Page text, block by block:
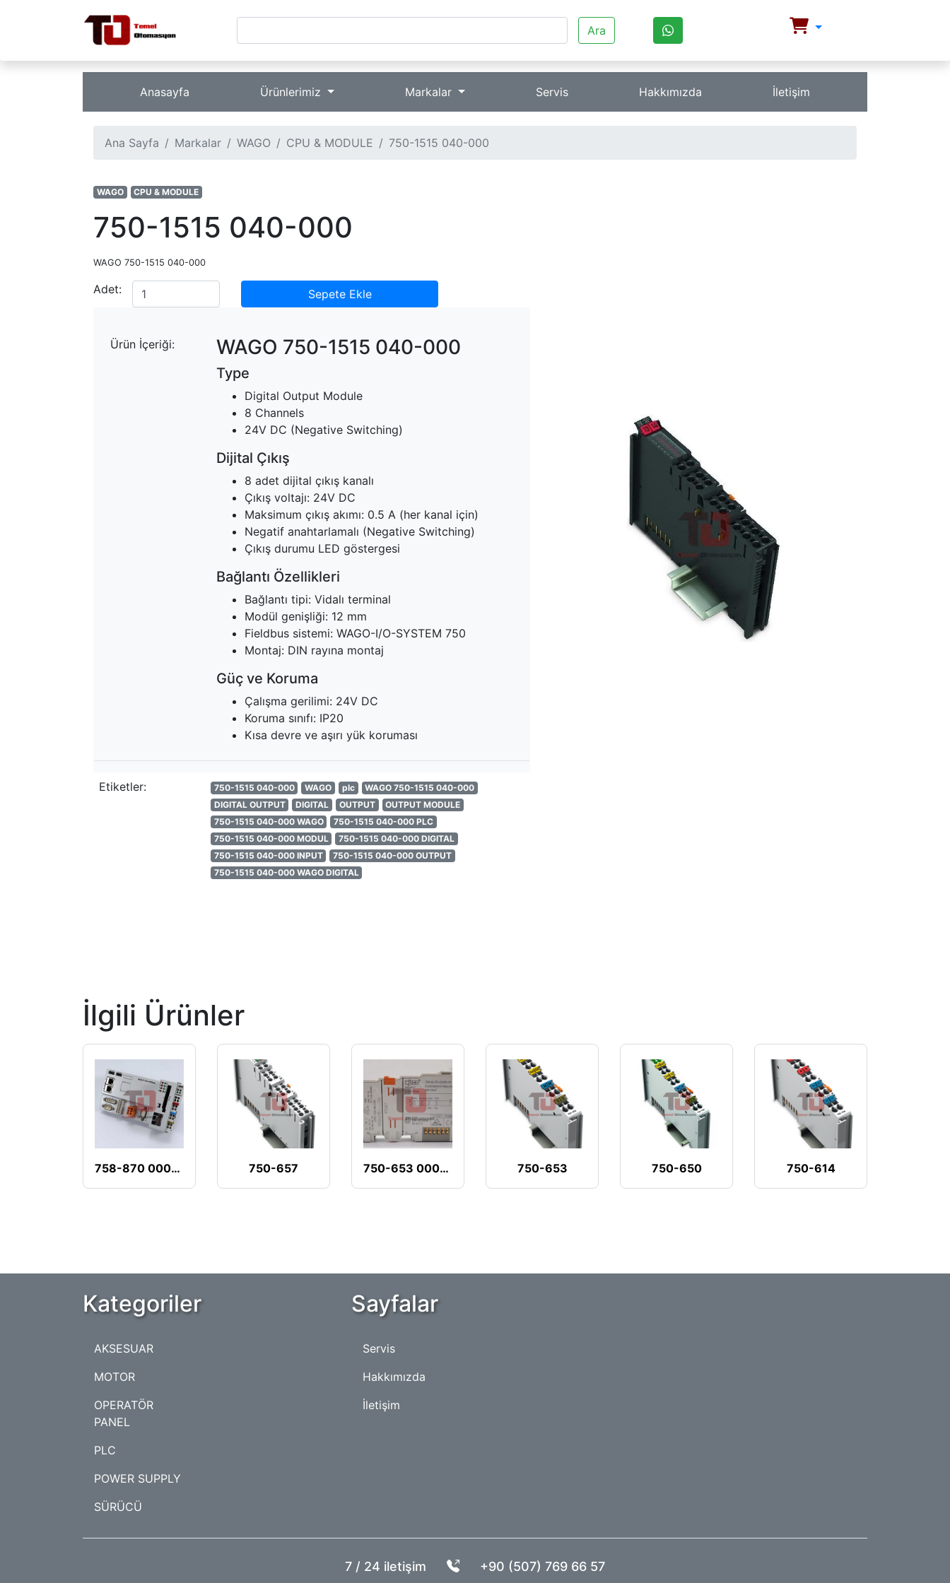
Ara
Anasayfa Ürünlerimiz Markalar Servis Hakkımızda İletişim
Ana Sayfa Markalar WAGO CPU & MODULE 750-1515 040-000
WAGO CPU & MODULE
750-1515 040-000
WAGO 750-1515 040-000
Adet: Sepete Ekle
Ürün İçeriği: WAGO 750-1515 040-000
Type
Digital Output Module
8 Channels
24V DC (Negative Switching)
Dijital Çıkış
8 adet dijital çıkış kanalı
Çıkış voltajı: 24V DC
Maksimum çıkış akımı: 0.5 A (her kanal için)
Negatif anahtarlamalı (Negative Switching)
Çıkış durumu LED göstergesi
Bağlantı Özellikleri
Bağlantı tipi: Vidalı terminal
Modül genişliği: 12 mm
Fieldbus sistemi: WAGO-I/O-SYSTEM 750
Montaj: DIN rayına montaj
Güç ve Koruma
Çalışma gerilimi: 24V DC
Koruma sınıfı: IP20
Kısa devre ve aşırı yük koruması
Etiketler: 750-1515 040-000 WAGO plc
WAGO 750-1515 040-000
DIGITAL OUTPUT
DIGITAL OUTPUT
OUTPUT MODULE
750-1515 040-000 WAGO
750-1515 040-000 PLC
750-1515 040-000 MODUL
750-1515 040-000 DIGITAL
750-1515 040-000 INPUT
750-1515 040-000 OUTPUT
750-1515 040-000 WAGO DIGITAL
İlgili Ürünler
758-870 000-001 750-657 750-653 000-018 750-653 750-650 750-614
Kategoriler
AKSESUAR
MOTOR
OPERATÖR
PANEL
PLC
POWER SUPPLY
SÜRÜCÜ
Sayfalar
Servis
Hakkımızda
İletişim
7 / 24 iletişim +90 (507) 769 66 57